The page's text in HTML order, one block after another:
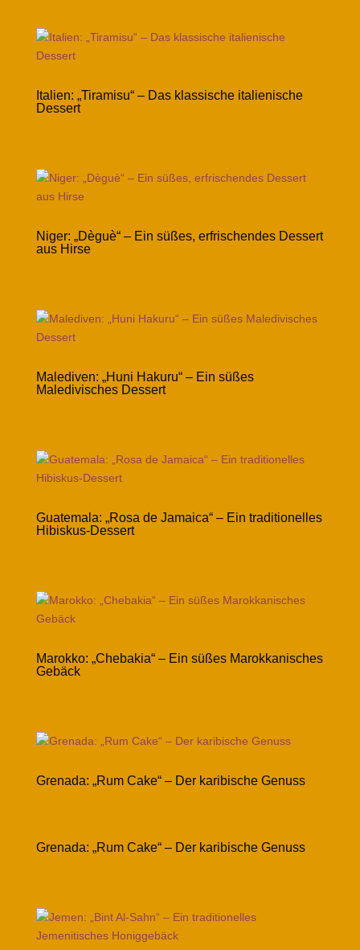
Italien: „Tiramisu“ – Das klassische italienische
Dessert
Niger: „Dèguè“ – Ein süßes, erfrischendes Dessert
aus Hirse
Malediven: „Huni Hakuru“ – Ein süßes
Maledivisches Dessert
Guatemala: „Rosa de Jamaica“ – Ein traditionelles
Hibiskus-Dessert
Marokko: „Chebakia“ – Ein süßes Marokkanisches
Gebäck
Grenada: „Rum Cake“ – Der karibische Genuss
Grenada: „Rum Cake“ – Der karibische Genuss